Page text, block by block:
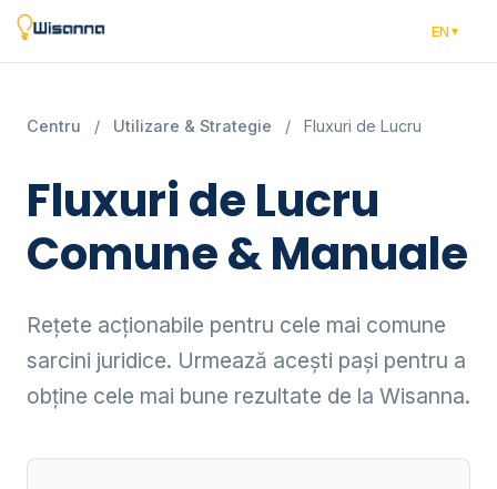
EN
Centru / Utilizare & Strategie / Fluxuri de Lucru
Fluxuri de Lucru
Comune & Manuale
Rețete acționabile pentru cele mai comune
sarcini juridice. Urmează acești pași pentru a
obține cele mai bune rezultate de la Wisanna.